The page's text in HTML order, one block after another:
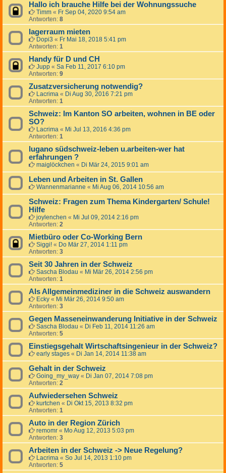
Hallo ich brauche Hilfe bei der Wohnungssuche
Timm « Fr Sep 04, 2020 9:54 am
Antworten: 8
lagerraum mieten
Dopi3 « Fr Mai 18, 2018 5:41 pm
Antworten: 1
Handy für D und CH
Jupp « Sa Feb 11, 2017 6:10 pm
Antworten: 9
Zusatzversicherung notwendig?
Lacrima « Di Aug 30, 2016 7:21 pm
Antworten: 1
Schweiz: Im Kanton SO arbeiten, wohnen in BE oder
SO?
Lacrima « Mi Jul 13, 2016 4:36 pm
Antworten: 1
lugano südschweiz-leben u.arbeiten-wer hat
erfahrungen ?
maiglöckchen « Di Mär 24, 2015 9:01 am
Leben und Arbeiten in St. Gallen
Wannenmarianne « Mi Aug 06, 2014 10:56 am
Schweiz: Fragen zum Thema Kindergarten/ Schule!
Hilfe
joylenchen « Mi Jul 09, 2014 2:16 pm
Antworten: 2
Mietbüro oder Co-Working Bern
Siggi! « Do Mär 27, 2014 1:11 pm
Antworten: 3
Seit 30 Jahren in der Schweiz
Sascha Blodau « Mi Mär 26, 2014 2:56 pm
Antworten: 1
Als Allgemeinmediziner in die Schweiz auswandern
Ecky « Mi Mär 26, 2014 9:50 am
Antworten: 3
Gegen Masseneinwanderung Initiative in der Schweiz
Sascha Blodau « Di Feb 11, 2014 11:26 am
Antworten: 5
Einstiegsgehalt Wirtschaftsingenieur in der Schweiz?
early stages « Di Jan 14, 2014 11:38 am
Gehalt in der Schweiz
Going_my_way « Di Jan 07, 2014 7:08 pm
Antworten: 2
Aufwiedersehen Schweiz
kurtchen « Di Okt 15, 2013 8:32 pm
Antworten: 1
Auto in der Region Zürich
remomr « Mo Aug 12, 2013 5:03 pm
Antworten: 3
Arbeiten in der Schweiz -> Neue Regelung?
Lacrima « So Jul 14, 2013 1:10 pm
Antworten: 5